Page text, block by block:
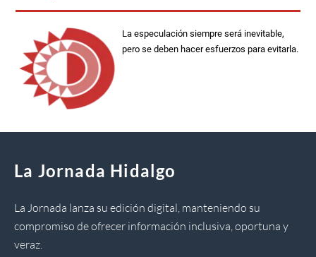
La especulación siempre será inevitable,
pero se deben hacer esfuerzos para evitarla.
La Jornada Hidalgo
La Jornada lanza su edición digital, manteniendo su
compromiso de ofrecer información inclusiva, oportuna y
veraz.